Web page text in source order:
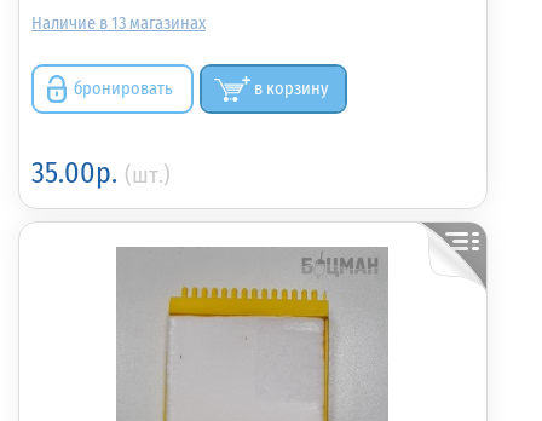
13
бронировать в корзину
35.00р. (шт.)